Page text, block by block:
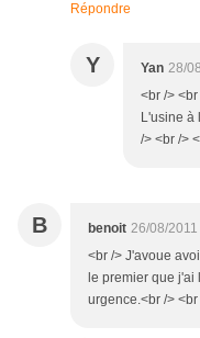
Répondre
Y Yan 28/
<br />
L'usine à
/> <br />
B benoit 26/08/
<br /> J'avoue
le premier que j'ai
urgence.<br /> <br